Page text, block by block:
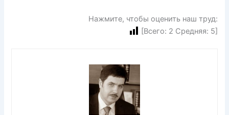
Нажмите, чтобы оценить наш труд:
[Всего: 2 Средняя: 5]